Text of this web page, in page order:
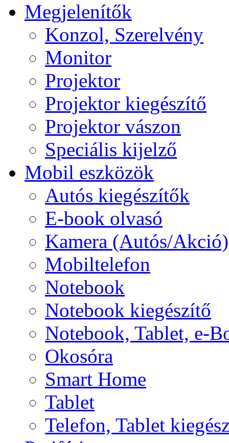
Megjelenítők
Konzol, Szerelvény
Monitor
Projektor
Projektor kiegészítő
Projektor vászon
Speciális kijelző
Mobil eszközök
Autós kiegészítők
E-book olvasó
Kamera (Autós/Akció)
Mobiltelefon
Notebook
Notebook kiegészítő
Notebook, Tablet, e-
Okosóra
Smart Home
Tablet
Telefon, Tablet